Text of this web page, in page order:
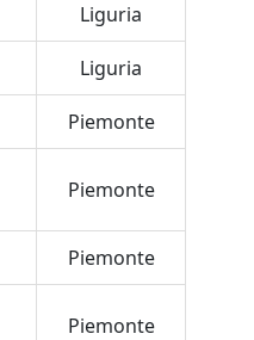
Liguria
Liguria
Piemonte
Piemonte
Piemonte
Piemonte